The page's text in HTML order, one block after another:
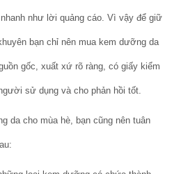
như lời quảng cáo. Vì vậy để giữ
bạn chỉ nên mua kem dưỡng da
gốc, xuất xứ rõ ràng, có giấy kiểm
sử dụng và cho phản hồi tốt.
da cho mùa hè, bạn cũng nên tuân